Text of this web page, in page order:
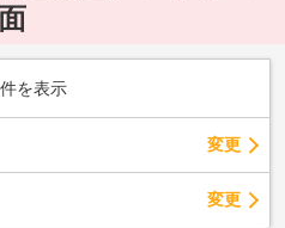
件を表示
変更
変更